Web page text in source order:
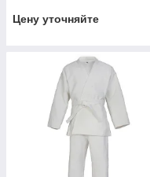
Цену уточняйте